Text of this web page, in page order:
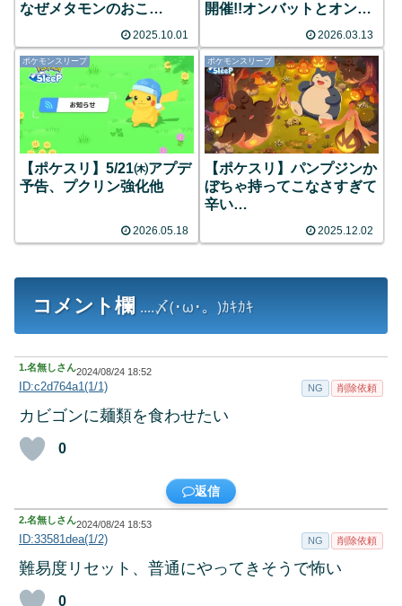
なぜメタモンのおこ
2025.10.01
開催!!オンバットとオンバ
2026.03.13
ポケモンスリープ
【ポケスリ】5/21㈭アプデ
予告、プクリン強化他
2026.05.18
ポケモンスリープ
【ポケスリ】パンプジンか
ぼちゃ持ってこなさすぎて
辛い…
2025.12.02
コメント欄 ....〆(･ω･。)ｶｷｶｷ
1.名無しさん2024/08/24 18:52
ID:c2d764a1(1/1) NG 削除依頼
カビゴンに麺類を食わせたい
0
返信
2.名無しさん2024/08/24 18:53
ID:33581dea(1/2) NG 削除依頼
難易度リセット、普通にやってきそうで怖い
0